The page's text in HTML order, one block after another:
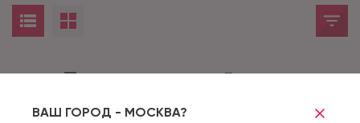
ВАШ ГОРОД - МОСКВА?
Товары не найдены